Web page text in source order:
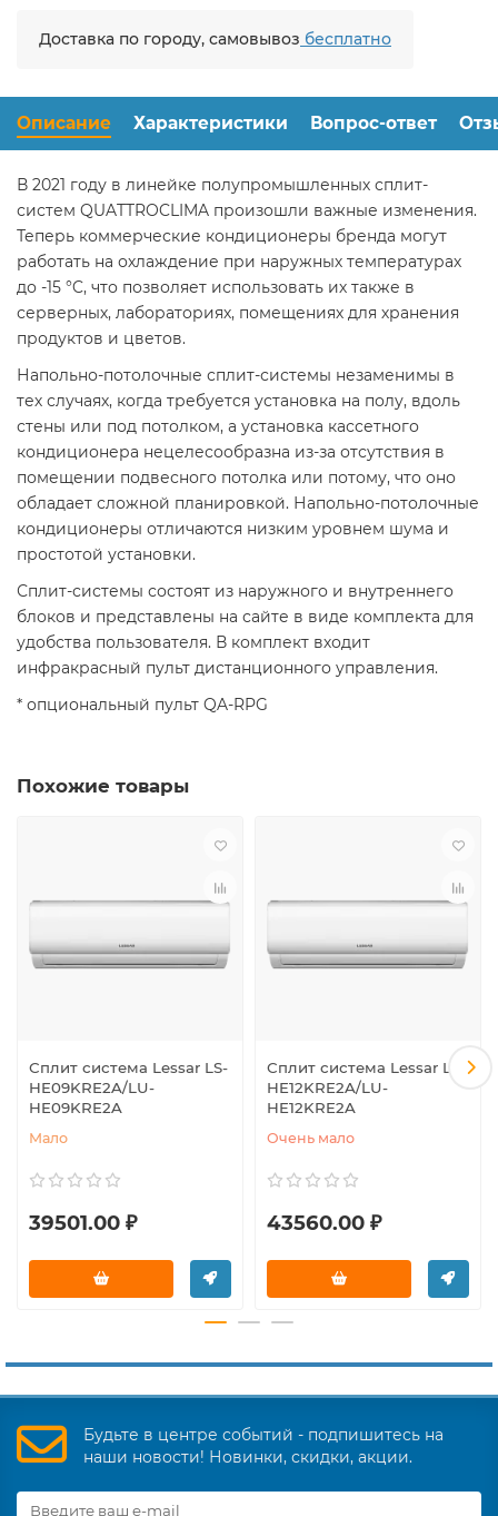
Доставка по городу, самовывоз бесплатно
Описание Характеристики Вопрос-ответ
В 2021 году в линейке полупромышленных сплит-
систем QUATTROCLIMA произошли важные изменения.
Теперь коммерческие кондиционеры бренда могут
работать на охлаждение при наружных температурах
до -15 °C, что позволяет использовать их также в
серверных, лабораториях, помещениях для хранения
продуктов и цветов.
Напольно-потолочные сплит-системы незаменимы в
тех случаях, когда требуется установка на полу, вдоль
стены или под потолком, а установка кассетного
кондиционера нецелесообразна из-за отсутствия в
помещении подвесного потолка или потому, что оно
обладает сложной планировкой. Напольно-потолочные
кондиционеры отличаются низким уровнем шума и
простотой установки.
Сплит-системы состоят из наружного и внутреннего
блоков и представлены на сайте в виде комплекта для
удобства пользователя. В комплект входит
инфракрасный пульт дистанционного управления.
* опциональный пульт QA-RPG
Похожие товары
Сплит система Lessar LS-
HE09KRE2A/LU-
HE09KRE2A
Мало
39501.00 ₽
Сплит система Lessar LS-
HE12KRE2A/LU-
HE12KRE2A
Очень мало
43560.00 ₽
Будьте в центре событий - подпишитесь на
наши новости! Новинки, скидки, акции.